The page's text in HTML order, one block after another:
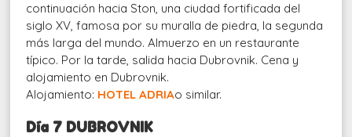
continuación hacia Ston, una ciudad fortificada del
siglo XV, famosa por su muralla de piedra, la segunda
más larga del mundo. Almuerzo en un restaurante
típico. Por la tarde, salida hacia Dubrovnik. Cena y
alojamiento en Dubrovnik.
Alojamiento: HOTEL ADRIAo similar.
Día 7 DUBROVNIK